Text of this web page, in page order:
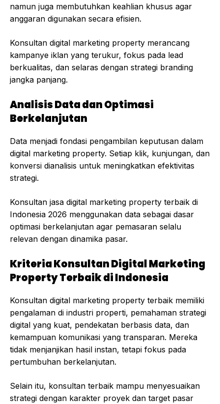
namun juga membutuhkan keahlian khusus agar
anggaran digunakan secara efisien.
Konsultan digital marketing property merancang
kampanye iklan yang terukur, fokus pada lead
berkualitas, dan selaras dengan strategi branding
jangka panjang.
Analisis Data dan Optimasi
Berkelanjutan
Data menjadi fondasi pengambilan keputusan dalam
digital marketing property. Setiap klik, kunjungan, dan
konversi dianalisis untuk meningkatkan efektivitas
strategi.
Konsultan jasa digital marketing property terbaik di
Indonesia 2026 menggunakan data sebagai dasar
optimasi berkelanjutan agar pemasaran selalu
relevan dengan dinamika pasar.
Kriteria Konsultan Digital Marketing
Property Terbaik di Indonesia
Konsultan digital marketing property terbaik memiliki
pengalaman di industri properti, pemahaman strategi
digital yang kuat, pendekatan berbasis data, dan
kemampuan komunikasi yang transparan. Mereka
tidak menjanjikan hasil instan, tetapi fokus pada
pertumbuhan berkelanjutan.
Selain itu, konsultan terbaik mampu menyesuaikan
strategi dengan karakter proyek dan target pasar